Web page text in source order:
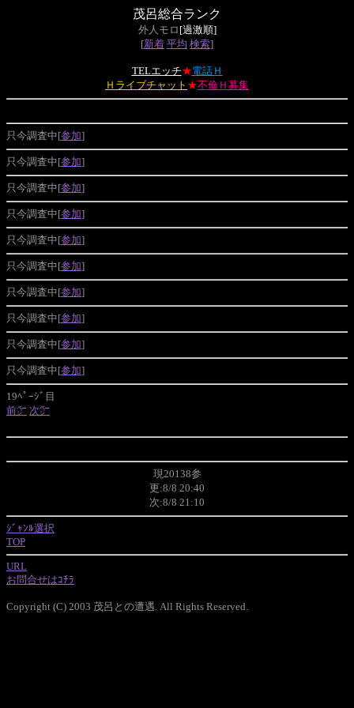
茂呂総合ランク
外人モロ [過激順]
[新着 平均 検索]
TELエッチ★電話Ｈ
Ｈライブチャット ★不倫Ｈ募集
只今調査中[参加]
只今調査中[参加]
只今調査中[参加]
只今調査中[参加]
只今調査中[参加]
只今調査中[参加]
只今調査中[参加]
只今調査中[参加]
只今調査中[参加]
只今調査中[参加]
19ﾍﾟｰｼﾞ目
前㌻ 次㌻
現20138参
更:8/8 20:40
次:8/8 21:10
ｼﾞｬﾝﾙ選択
TOP
URL
お問合せはｺﾁﾗ
Copyright (C) 2003 茂呂との遭遇. All Rights Reserved.